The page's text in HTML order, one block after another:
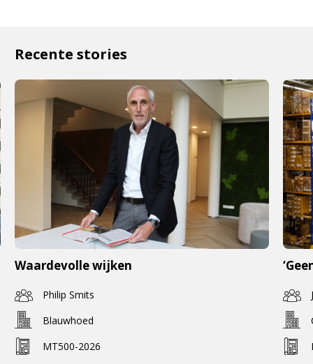
Recente stories
Waardevolle wijken
Philip Smits
Blauwhoed
MT500-2026